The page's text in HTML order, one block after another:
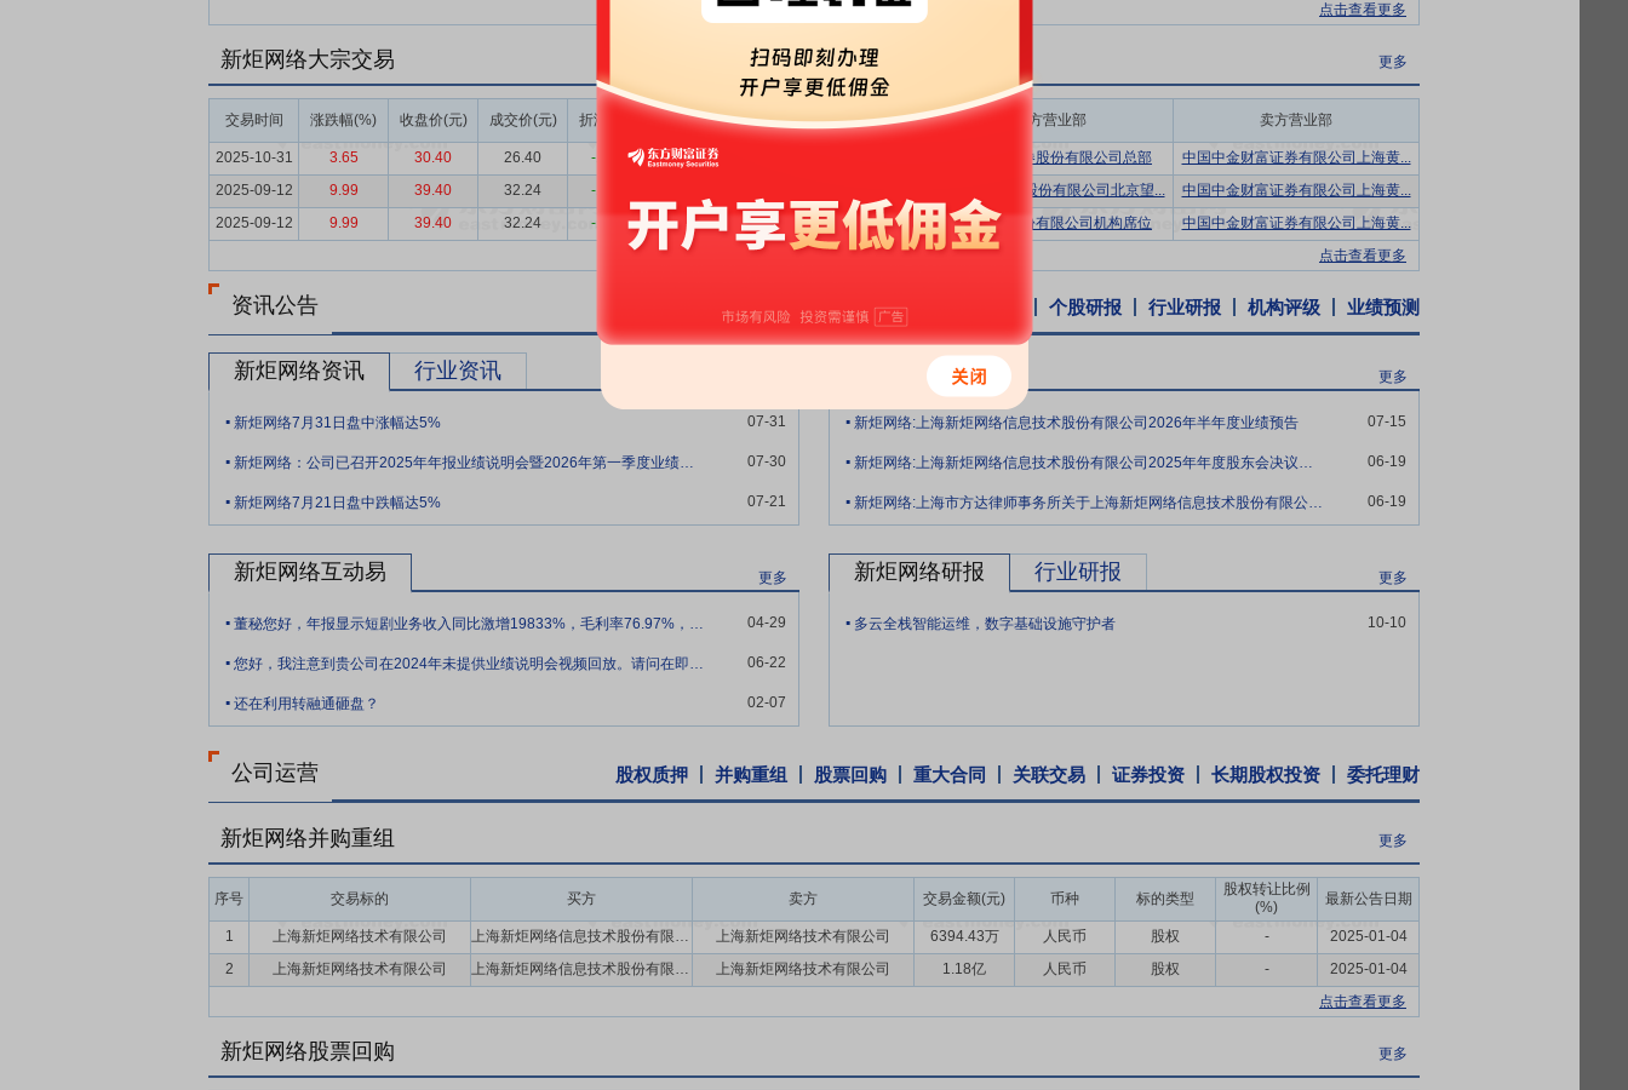
要点6：软件和信息技术服务业
企业IT技术架构和系统软件的规模和数量不断增加，数字基础设施日趋庞杂，其核心IT系统的连续性、安全性和可用性保障压
力持续提高。因此，IT运维管理的基础性地位持续提升，重要性不断增强，IT运维需求亦不断加大。根据全国信息技术标准化技术委员会信息技术服务分技术委
员会下属智能运维国家标准编制组（Information Technology Service Standard，ITSS）2025年1月14日发布的《中国智能运维实践年度报告（2023-
2024）》，2021年至2025年间，IT运维分析相关软件（Information Technology Operation Analytics，ITOA）领域的市场年均复合增长率预计为9.8%。这表明
人工智能技术的发展和应用使智能运维（AIOps）市场在未来几年将继续保持强劲增长势头，为企业提供更智能、高效的IT运维解决方案。2025年7月，大数据
技术标准推进委员会（CCSA）发布的《数据库发展研究报告2025》显示，我国数据库产业规模持续扩大，创新能力不断增强，预计到2027年，中国数据库市
场总规模达到837.42亿元，市场年复合增长率（CAGR）为11.99%。数据库市场的蓬勃发展，催生了更多的数据库运维服务需求，与此同时也对运维服务技术
提出了更高的要求。
要点7：研发及专业技术能力优势
公司坚持技术立业的发展理念，持续深化研发体系建设，构建了北京、广州、上海、杭州四地高效协同的研发矩阵。在技术
布局上，公司紧跟行业前沿，前瞻性部署人工智能与大数据技术栈，通过融合机器学习与高阶算法模型，成功构建起极具竞争力的技术护城河。在基础设施底座
层面，公司已实现从操作系统、服务器到中间件及数据库的全栈异构适配，具备在复杂的客户IT环境中提供无缝兼容解决方案的核心能力。报告期内，公司及子
公司新取得“一种基于重叠字符权重的自发现采集指标映射方法”、“基于时间序列的多维度的智能告警压缩方法”及“基于Opentracing链路追踪业务调用链的方法”
等3项发明专利；新取得“新炬营销活动自动化平台软件V1.0”、“新炬广告智能投放平台软件V1.0”及“ZnAiops智能应用平台软件V1.0”等8项软件著作权。截至
2025年末，公司及下属子公司所拥有的发明专利及软件著作权合计达298项。
要点8：专业人才优势
公司高度重视高水平专业人才队伍建设，始终注重智能运维产品及服务专业团队的打造和优化，积极拓宽人才引进渠道，不断加强研发
86.38%，其中：专业研发人员511人、十年以上从业人员482人，分别占在职员工总数的35.14%、33.15%。实践经验丰富、专业能力全面、人员配置合理、团
要点9：运维支撑保障能力优势
公司长期聚焦IT数据中心运维产品及服务主业，是一家具备企业级云数据中心全技术栈IT综合运维服务能力的智能运维服务
富的运维实践。
要点10：市场及网络布局优势
公司立足总部所在地上海，在北京、广州、杭州三个区域运营中心及全国二十余个主要城市建立了分支机构或本地化技术团
游客户分布广泛，已在电信、金融、政府、交通、能源及建筑等多个行业积累了优质客户。在人工智能、信创产业快速发展的时代背景下，公司持续应用“智能
运维FASTER方法论”，积累了一批标杆案例和行业良好口碑，有力推动了公司在各行业的客户拓展与维护工作。此外，公司积极进行行业生态体系建设，与上
下游厂商、高校、科研单位等合作伙伴在行业研究、标准制定、兼容性测试认证等方面加强合作，共同推进产业发展，助力企业数字化转型升级和信创战略落地
要点11： 自愿锁定股份
自公司股票上市之日起三十六个月内,不转让或者委托他人管理本次发行前本人直接及间接持有的公司股份,也不由公司回购本人直接及
间接持有的该部分股份。
要点12：股利分配
在满足现金分红条件的基础上,结合公司持续经营和长期发展,公司每年以现金方式分配的利润不少于当年实现的可分配利润的10%,且最近3
要点13：稳定股价措施
持股份、公司全体董事(独立董事除外)和高级管理人员增持公司股票以及公司回购股份等措施来稳定股价。
点击查看更多
新炬网络大宗交易 更多
交易时间 涨跌幅(%) 收盘价(元) 成交价(元) 折溢率(%) 成交量(万股) 成交额(万元)
成交额/流通
市值(%)
买方营业部 卖方营业部
2025-10-31 3.65 30.40 26.40 -13.16 7.60 国泰海通证券股份有限公司总部
中国中金财富证券有限公司上海黄...
2025-09-12
9.99 39.40 32.24 -18.17 中信建投证券股份有限公司北京望...
中国中金财富证券有限公司上海黄...
2025-09-12
9.99 39.40 32.24 -18.17 10.00 322.40 0.05% 国海证券股份有限公司机构席位
中国中金财富证券有限公司上海黄...
点击查看更多
资讯公告 个股资讯 行业资讯 公告 个股研报 行业研报 机构评级 业绩预测
新炬网络资讯 行业资讯
. 新炬网络7月31日盘中涨幅达5% 07-31
. 新炬网络：公司已召开2025年年报业绩说明会暨2026年第一季度业绩暨现金分红说明会 07-30
. 新炬网络7月21日盘中跌幅达5% 07-21
新炬网络公告 更多
.新炬网络:上海新炬网络信息技术股份有限公司2026年半年度业绩预告 07-15
. 新炬网络:上海新炬网络信息技术股份有限公司2025年年度股东会决议公告 06-19
. 新炬网络:上海市方达律师事务所关于上海新炬网络信息技术股份有限公司2025年年度股东会的法律意见书 06-19
新炬网络互动易 更多
. 董秘您好，年报显示短剧业务收入同比激增19833%，毛利率76.97%，但该业务 04-29
. 您好，我注意到贵公司在2024年未提供业绩说明会视频回放。请问在即将举行的202 06-22
. 还在利用转融通砸盘？ 02-07
新炬网络研报 行业研报 更多
. 多云全栈智能运维，数字基础设施守护者 10-10
公司运营 股权质押 并购重组 股票回购 重大合同 关联交易 证券投资 长期股权投资 委托理财
新炬网络并购重组 更多
序号 交易标的 买方 卖方 交易金额(元) 币种 标的类型
股权转让比例
(%)
最新公告日期
1 上海新炬网络技术有限公司 上海新炬网络信息技术股份有限公司 上海新炬网络技术有限公司 6394.43万 人民币 股权 -
2025-01-04
2
上海新炬网络技术有限公司 上海新炬网络信息技术股份有限公司 上海新炬网络技术有限公司 1.18亿 人民币 股权 -
2025-01-04
点击查看更多
新炬网络股票回购 更多